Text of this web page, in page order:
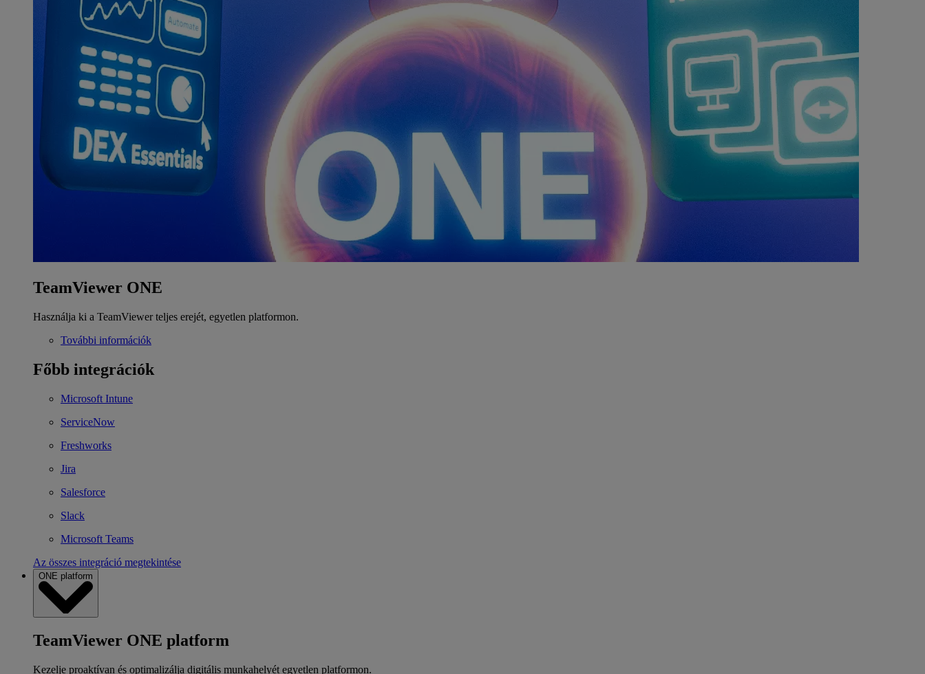
TeamViewer ONE
Használja ki a TeamViewer teljes erejét, egyetlen platformon.
További információk
Főbb integrációk
Microsoft Intune
ServiceNow
Freshworks
Jira
Salesforce
Slack
Microsoft Teams
Az összes integráció megtekintése
ONE platform
TeamViewer ONE platform
Kezelje proaktívan és optimalizálja digitális munkahelyét egyetlen platformon.